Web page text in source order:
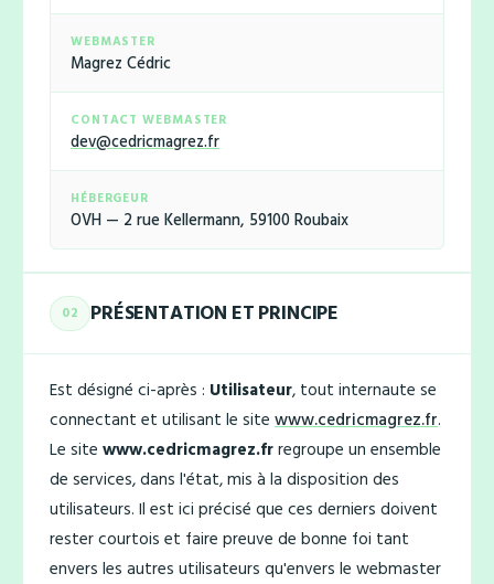
WEBMASTER
Magrez Cédric
CONTACT WEBMASTER
dev@cedricmagrez.fr
HÉBERGEUR
OVH — 2 rue Kellermann, 59100 Roubaix
02 PRÉSENTATION ET PRINCIPE
Est désigné ci-après : Utilisateur, tout internaute se
connectant et utilisant le site www.cedricmagrez.fr.
Le site www.cedricmagrez.frregroupe un ensemble
de services, dans l'état, mis à la disposition des
utilisateurs. Il est ici précisé que ces derniers doivent
rester courtois et faire preuve de bonne foi tant
envers les autres utilisateurs qu'envers le webmaster